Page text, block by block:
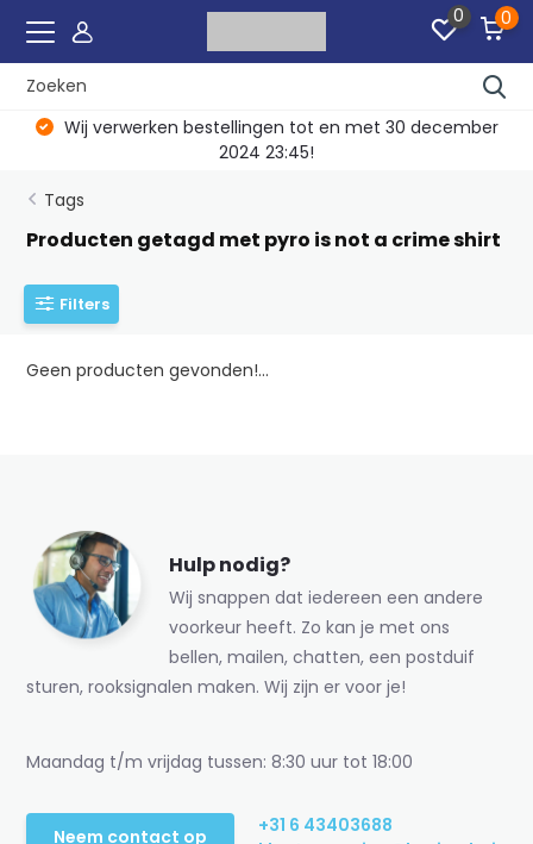
0 0
Wij verwerken bestellingen tot en met 30 december
2024 23:45!
Tags
Producten getagd met pyro is not a crime shirt
Filters
Geen producten gevonden!...
Hulp nodig?
Wij snappen dat iedereen een andere
voorkeur heeft. Zo kan je met ons
bellen, mailen, chatten, een postduif
sturen, rooksignalen maken. Wij zijn er voor je!
Maandag t/m vrijdag tussen: 8:30 uur tot 18:00
Neem contact op
+31 6 43403688